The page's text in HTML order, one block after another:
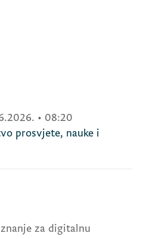
• 08:20
prosvjete, nauke i
za digitalnu